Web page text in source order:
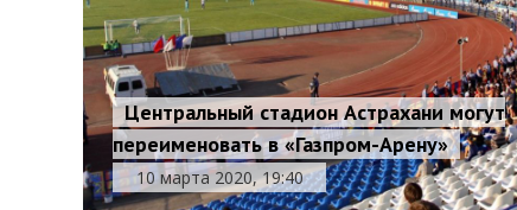
Центральный стадион Астрахани могут
переименовать в «Газпром-Арену»
10 марта 2020, 19:40